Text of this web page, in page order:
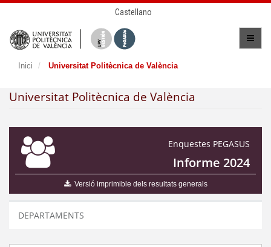
Castellano
Inici Universitat Politècnica de València
Universitat Politècnica de València
Enquestes PEGASUS
Informe 2024
Versió imprimible dels resultats generals
DEPARTAMENTS